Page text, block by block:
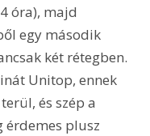
óra), majd
egy második
két rétegben.
Unitop, ennek
és szép a
érdemes plusz